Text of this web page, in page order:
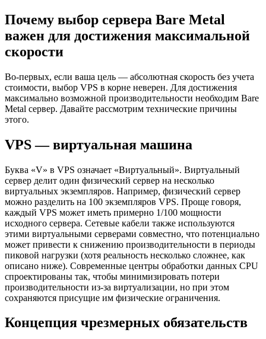
Почему выбор сервера Bare Metal
важен для достижения максимальной
скорости
Во-первых, если ваша цель — абсолютная скорость без учета
стоимости, выбор VPS в корне неверен. Для достижения
максимально возможной производительности необходим Bare
Metal сервер. Давайте рассмотрим технические причины
этого.
VPS — виртуальная машина
Буква «V» в VPS означает «Виртуальный». Виртуальный
сервер делит один физический сервер на несколько
виртуальных экземпляров. Например, физический сервер
можно разделить на 100 экземпляров VPS. Проще говоря,
каждый VPS может иметь примерно 1/100 мощности
исходного сервера. Сетевые кабели также используются
этими виртуальными серверами совместно, что потенциально
может привести к снижению производительности в периоды
пиковой нагрузки (хотя реальность несколько сложнее, как
описано ниже). Современные центры обработки данных CPU
спроектированы так, чтобы минимизировать потери
производительности из-за виртуализации, но при этом
сохраняются присущие им физические ограничения.
Концепция чрезмерных обязательств